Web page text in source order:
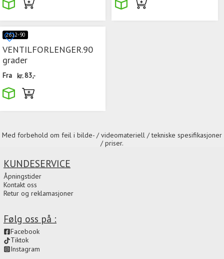
2612-90
VENTILFORLENGER.90
grader
Fra kr.83,-
Med forbehold om feil i bilde- / videomateriell / tekniske spesifikasjoner
/ priser.
Følg oss på :
Facebook
Tiktok
Instagram
KUNDESERVICE
Åpningstider
Kontakt oss
Retur og reklamasjoner